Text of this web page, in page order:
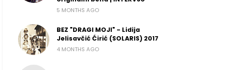
5 MONTHS AGO
BEZ "DRAGI MOJI" - Lidija
Jelisavčić Ćirić (SOLARIS) 2017
4 MONTHS AGO